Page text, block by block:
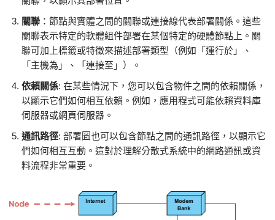
關聯 ：節點與實體之間的關聯或連接線代表部署關係。這些
關聯表示特定的軟體組件部署在某個特定的硬體節點上。關
聯可加上標籤或特徵來描述部署類型（例如「運行於」、
「主機為」、「連接至」）。
依賴關係: 在某些情況下，您可以包含物件之間的依賴關係，
以顯示它們如何相互依賴。例如，應用程式可能依賴資料庫
伺服器或網頁伺服器。
通訊路徑: 部署圖也可以包含節點之間的通訊路徑，以顯示它
們如何相互互動。這對於理解分散式系統中的網路通訊或資
料流程非常重要。